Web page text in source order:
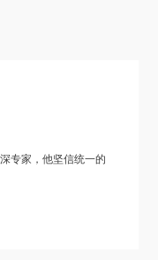
专家，他坚信统一的